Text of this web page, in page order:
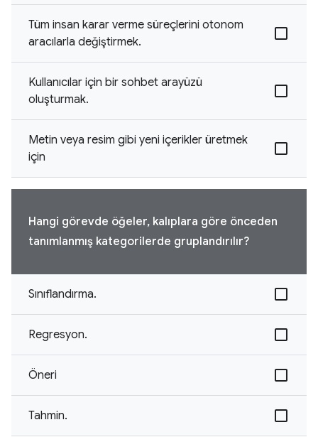
Tüm insan karar verme süreçlerini otonom
aracılarla değiştirmek.
Kullanıcılar için bir sohbet arayüzü
oluşturmak.
Metin veya resim gibi yeni içerikler üretmek
için
Hangi görevde öğeler, kalıplara göre önceden
tanımlanmış kategorilerde gruplandırılır?
Sınıflandırma.
Regresyon.
Öneri
Tahmin.